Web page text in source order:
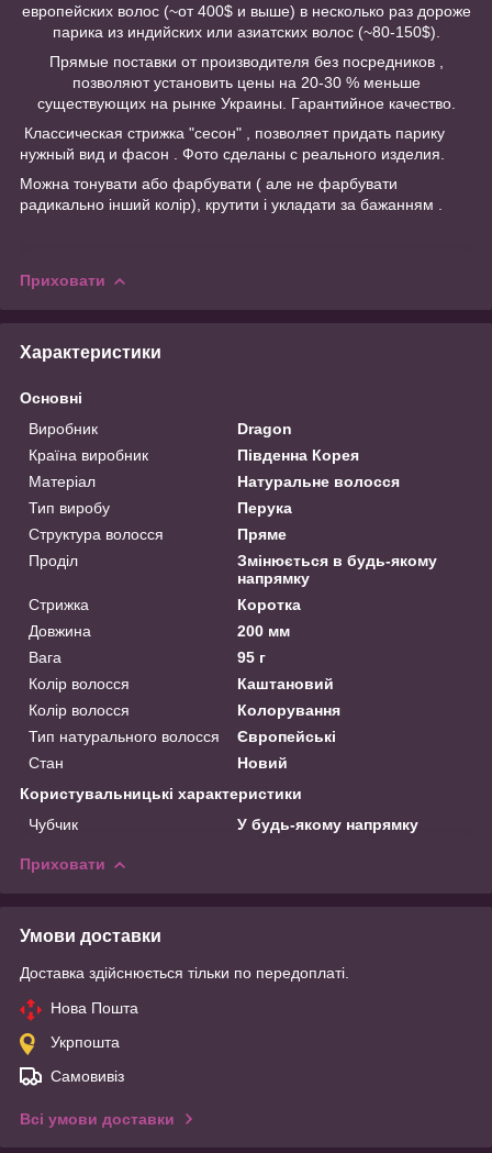
европейских волос (~от 400$ и выше) в несколько раз дороже
парика из индийских или азиатских волос (~80-150$).
Прямые поставки от производителя без посредников ,
позволяют установить цены на 20-30 % меньше
существующих на рынке Украины. Гарантийное качество.
Классическая стрижка "сесон" , позволяет придать парику
нужный вид и фасон . Фото сделаны с реального изделия.
Можна тонувати або фарбувати ( але не фарбувати
радикально інший колір), крутити і укладати за бажанням .
Приховати
Характеристики
Основні
Виробник
Dragon
Країна виробник
Південна Корея
Матеріал
Натуральне волосся
Тип виробу
Перука
Структура волосся
Пряме
Проділ
Змінюється в будь-якому
напрямку
Стрижка
Коротка
Довжина
200 мм
Вага
95 г
Колір волосся
Каштановий
Колір волосся
Колорування
Тип натурального волосся
Європейські
Стан
Новий
Користувальницькі характеристики
Чубчик
У будь-якому напрямку
Приховати
Умови доставки
Доставка здійснюється тільки по передоплаті.
Нова Пошта
Укрпошта
Самовивіз
Всі умови доставки